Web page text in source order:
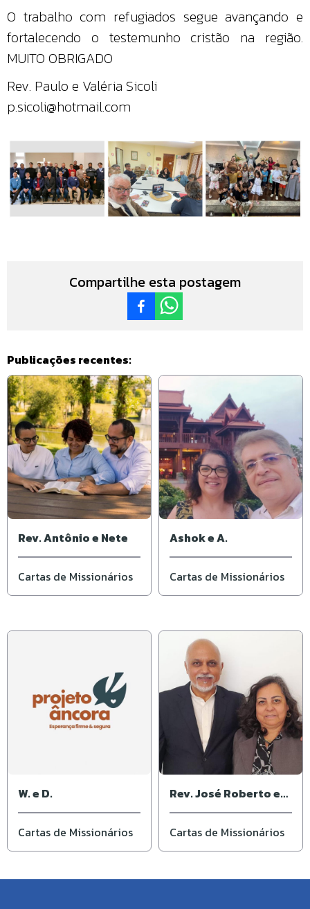
O trabalho com refugiados segue avançando e
fortalecendo o testemunho cristão na região.
MUITO OBRIGADO
Rev. Paulo e Valéria Sicoli
p.sicoli@hotmail.com
Compartilhe esta postagem
Publicações recentes:
Rev. Antônio e Nete
Cartas de Missionários
Ashok e A.
Cartas de Missionários
W. e D.
Cartas de Missionários
Rev. José Roberto e
Ivone
Cartas de Missionários